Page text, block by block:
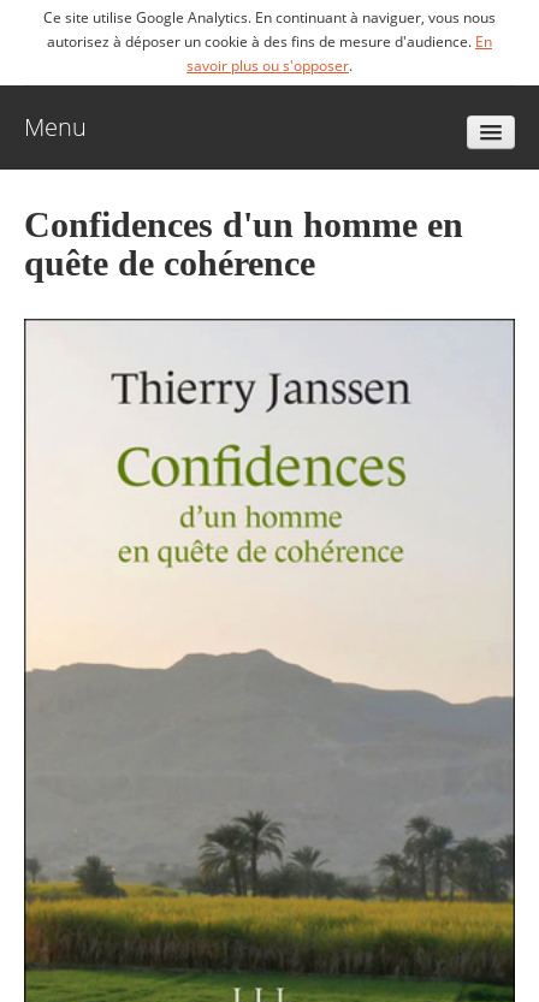
Ce site utilise Google Analytics. En continuant à naviguer, vous nous
autorisez à déposer un cookie à des fins de mesure d'audience. En
savoir plus ou s'opposer.
Menu
Biographie
Podcasts
Confidences d'un homme en
quête de cohérence